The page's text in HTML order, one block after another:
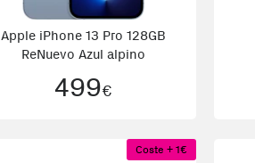
Apple iPhone 13 Pro 128GB
ReNuevo Azul alpino
499€
Coste + 1€